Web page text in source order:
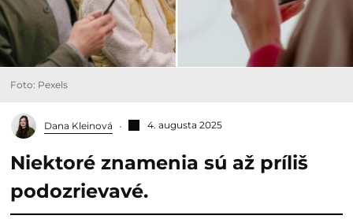
Foto: Pexels
Dana Kleinová 4. augusta 2025
Niektoré znamenia sú až príliš
podozrievavé.